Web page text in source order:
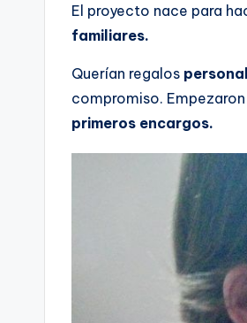
El proyecto nace para
familiares.
Querían regalos
compromiso.
primeros encargos.